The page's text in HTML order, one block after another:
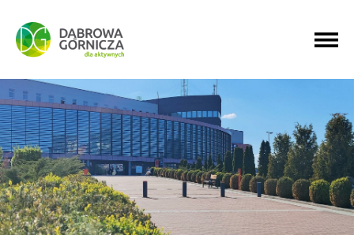
PRZEJDŹ DO MENU GŁÓWNEGO
PRZEJDŹ DO WYSZUKIWARKI
PRZEJDŹ DO TREŚCI